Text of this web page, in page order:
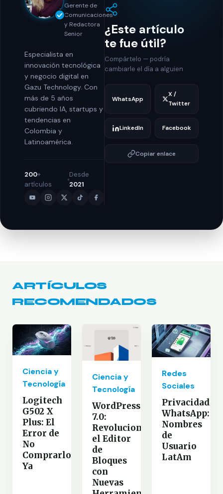
Gerente de
Comunicaciones
y Redactora
Senior
Especialista en
innovación tecnológica
y negocio digital en
Gazu Technology. Con
más de 5 años
cubriendo IA, startups y
tendencias en
Colombia y
Latinoamérica.
200+
artículos
Desde
2021
¿Este artículo
te fue útil?
Compártelo — podría
cambiarle el día a alguien
WhatsApp
X /
Twitter
LinkedIn Facebook
Copiar enlace
ARTÍCULOS
RECOMENDADOS
Ciencia y
Tecnología
Logitech
G502 X
Plus: El
Error de
No
Comprarlo
Ya
Ciencia y
Tecnología
WordPress
7.0:
Revoluciona
el Editor
de
Bloques
con
Nuevas
Redes
Sociales
Privacidad
WhatsApp:
Nombres
de
Usuario
LatAm